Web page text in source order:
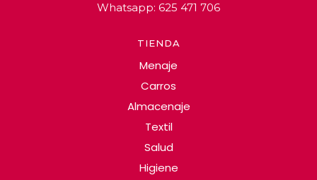
Whatsapp: 625 471 706
TIENDA
Menaje
Carros
Almacenaje
Textil
Salud
Higiene